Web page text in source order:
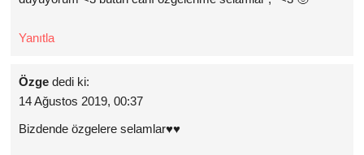
Yanıtla
Özge dedi ki:
14 Ağustos 2019, 00:37
Bizdende özgelere selamlar♥️♥️